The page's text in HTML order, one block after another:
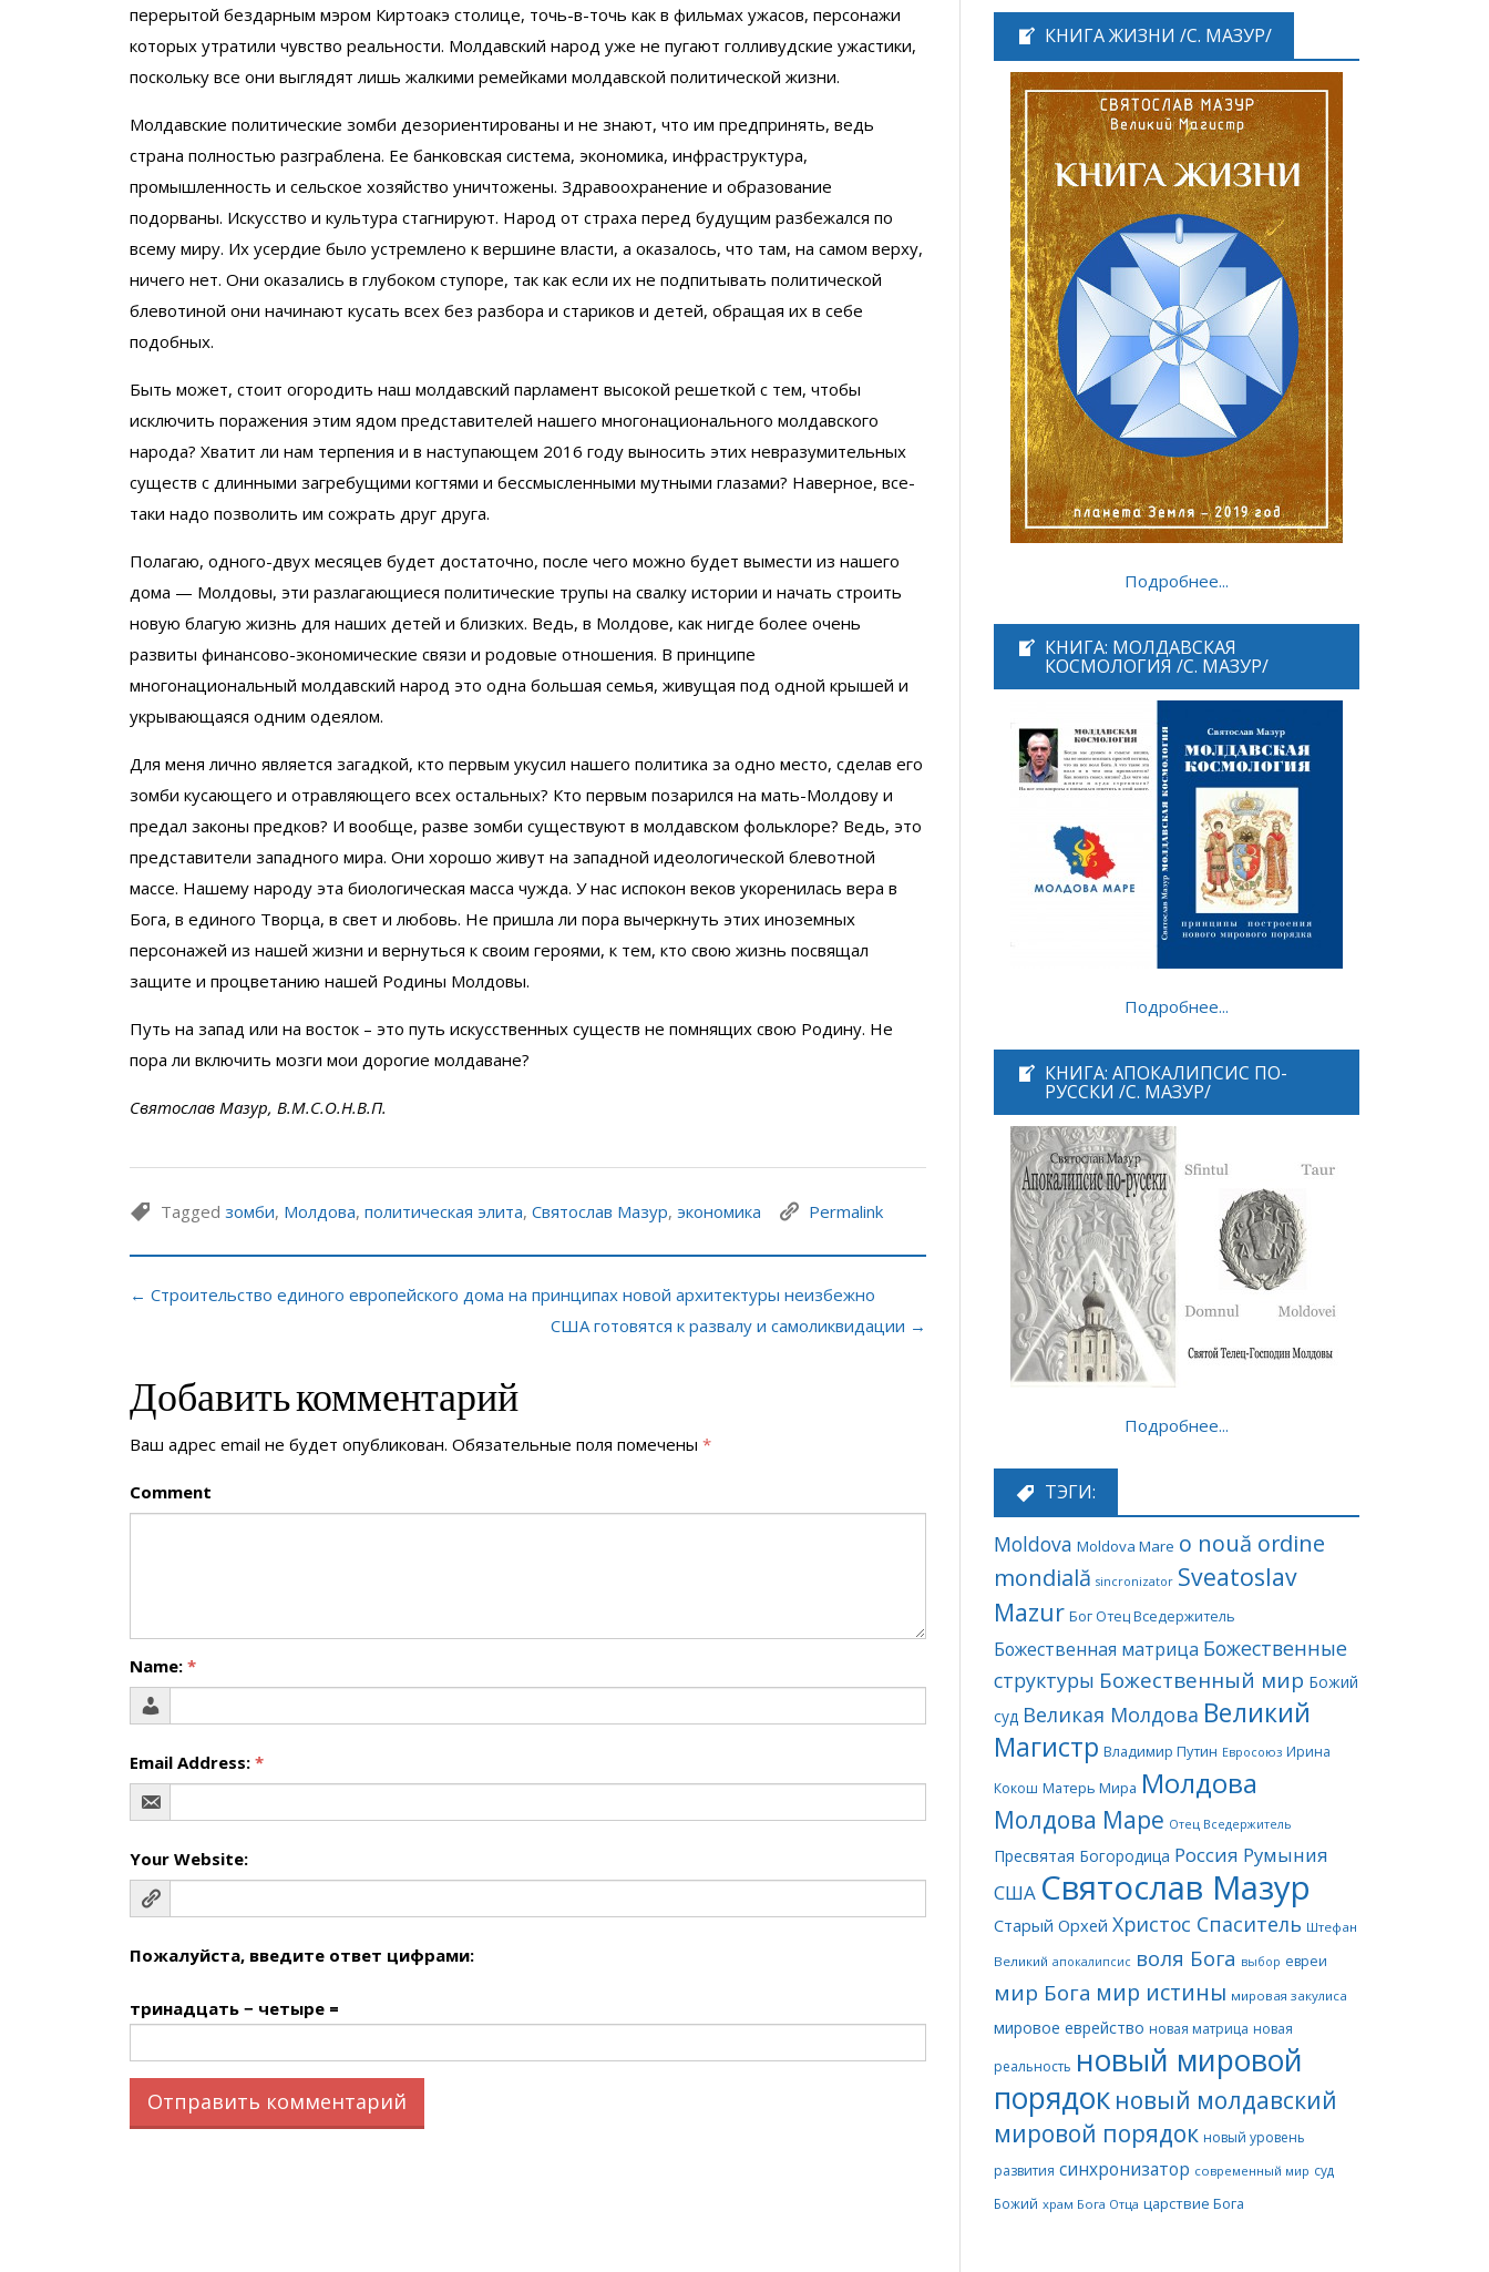
перерытой бездарным мэром Киртоакэ столице, точь-в-точь как в фильмах ужасов, персонажи
которых утратили чувство реальности. Молдавский народ уже не пугают голливудские ужастики,
поскольку все они выглядят лишь жалкими ремейками молдавской политической жизни.
Молдавские политические зомби дезориентированы и не знают, что им предпринять, ведь
страна полностью разграблена. Ее банковская система, экономика, инфраструктура,
промышленность и сельское хозяйство уничтожены. Здравоохранение и образование
подорваны. Искусство и культура стагнируют. Народ от страха перед будущим разбежался по
всему миру. Их усердие было устремлено к вершине власти, а оказалось, что там, на самом верху,
ничего нет. Они оказались в глубоком ступоре, так как если их не подпитывать политической
блевотиной они начинают кусать всех без разбора и стариков и детей, обращая их в себе
подобных.
Быть может, стоит огородить наш молдавский парламент высокой решеткой с тем, чтобы
исключить поражения этим ядом представителей нашего многонационального молдавского
народа? Хватит ли нам терпения и в наступающем 2016 году выносить этих невразумительных
существ с длинными загребущими когтями и бессмысленными мутными глазами? Наверное, все-
таки надо позволить им сожрать друг друга.
Полагаю, одного-двух месяцев будет достаточно, после чего можно будет вымести из нашего
дома — Молдовы, эти разлагающиеся политические трупы на свалку истории и начать строить
новую благую жизнь для наших детей и близких. Ведь, в Молдове, как нигде более очень
развиты финансово-экономические связи и родовые отношения. В принципе
многонациональный молдавский народ это одна большая семья, живущая под одной крышей и
укрывающаяся одним одеялом.
Для меня лично является загадкой, кто первым укусил нашего политика за одно место, сделав его
зомби кусающего и отравляющего всех остальных? Кто первым позарился на мать-Молдову и
предал законы предков? И вообще, разве зомби существуют в молдавском фольклоре? Ведь, это
представители западного мира. Они хорошо живут на западной идеологической блевотной
массе. Нашему народу эта биологическая масса чужда. У нас испокон веков укоренилась вера в
Бога, в единого Творца, в свет и любовь. Не пришла ли пора вычеркнуть этих иноземных
персонажей из нашей жизни и вернуться к своим героями, к тем, кто свою жизнь посвящал
защите и процветанию нашей Родины Молдовы.
Путь на запад или на восток – это путь искусственных существ не помнящих свою Родину. Не
пора ли включить мозги мои дорогие молдаване?
Святослав Мазур, В.М.С.О.Н.В.П.
Tagged зомби, Молдова, политическая элита, Святослав Мазур, экономика Permalink
← Строительство единого европейского дома на принципах новой архитектуры неизбежно
США готовятся к развалу и самоликвидации →
Добавить комментарий
Ваш адрес email не будет опубликован. Обязательные поля помечены *
Comment
Name: *
Email Address: *
Your Website:
Пожалуйста, введите ответ цифрами:
тринадцать − четыре =
КНИГА ЖИЗНИ /С. МАЗУР/
Подробнее...
КНИГА: МОЛДАВСКАЯ
КОСМОЛОГИЯ /С. МАЗУР/
Подробнее...
КНИГА: АПОКАЛИПСИС ПО-
РУССКИ /С. МАЗУР/
Подробнее...
ТЭГИ:
Moldova Moldova Mare o nouă ordine
mondială sincronizator Sveatoslav
Mazur Бог Отец Вседержитель
Божественная матрица Божественные
структуры Божественный мир Божий
суд Великая Молдова Великий
Магистр Владимир Путин Евросоюз Ирина
Кокош Матерь Мира Молдова
Молдова Маре Отец Вседержитель
Пресвятая Богородица Россия Румыния
США Святослав Мазур
Старый Орхей Христос Спаситель Штефан
Великий апокалипсис воля Бога выбор евреи
мир Бога мир истины мировая закулиса
мировое еврейство новая матрица новая
реальность новый мировой
порядок новый молдавский
мировой порядок новый уровень
развития синхронизатор современный мир суд
Божий храм Бога Отца царствие Бога